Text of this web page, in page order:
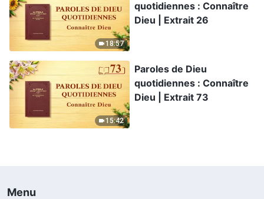
18:57
quotidiennes : Connaître
Dieu | Extrait 26
15:42
Paroles de Dieu
quotidiennes : Connaître
Dieu | Extrait 73
Menu